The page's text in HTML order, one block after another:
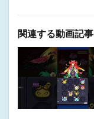
関連する動画記事